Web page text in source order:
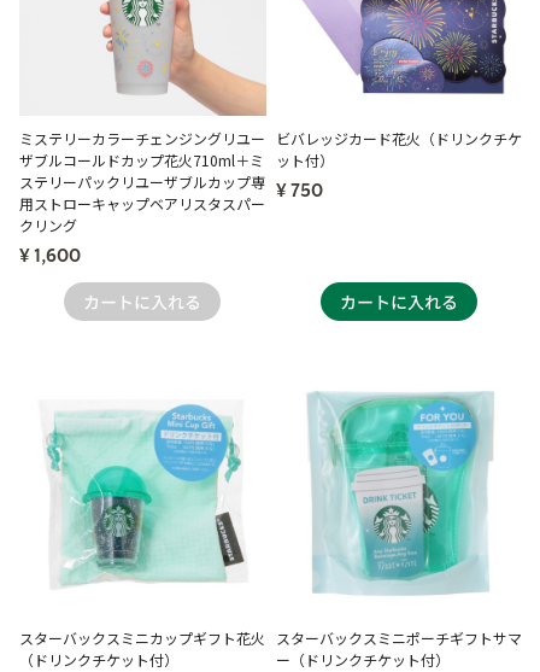
ミステリーカラーチェンジングリユー
ザブルコールドカップ花火710ml＋ミ
ステリーパックリユーザブルカップ専
用ストローキャップベアリスタスパー
クリング
¥ 1,600
ビバレッジカード花火（ドリンクチケ
ット付）
¥ 750
スターバックスミニカップギフト花火
（ドリンクチケット付）
スターバックスミニポーチギフトサマ
ー（ドリンクチケット付）